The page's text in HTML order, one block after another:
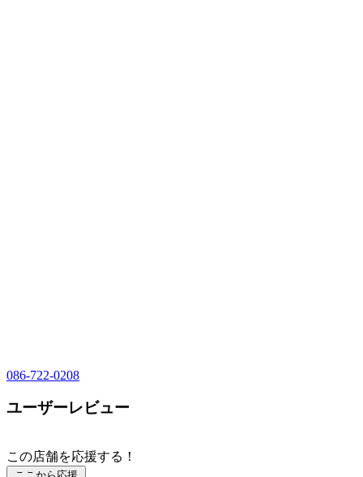
086-722-0208
ユーザーレビュー
この店舗を応援する！